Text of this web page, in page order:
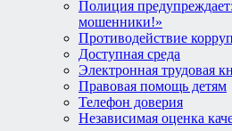
Полиция
мошенники!»
Противодействие
Доступная среда
Электронная трудовая
Правовая помощь детям
Телефон доверия
Независимая оценка